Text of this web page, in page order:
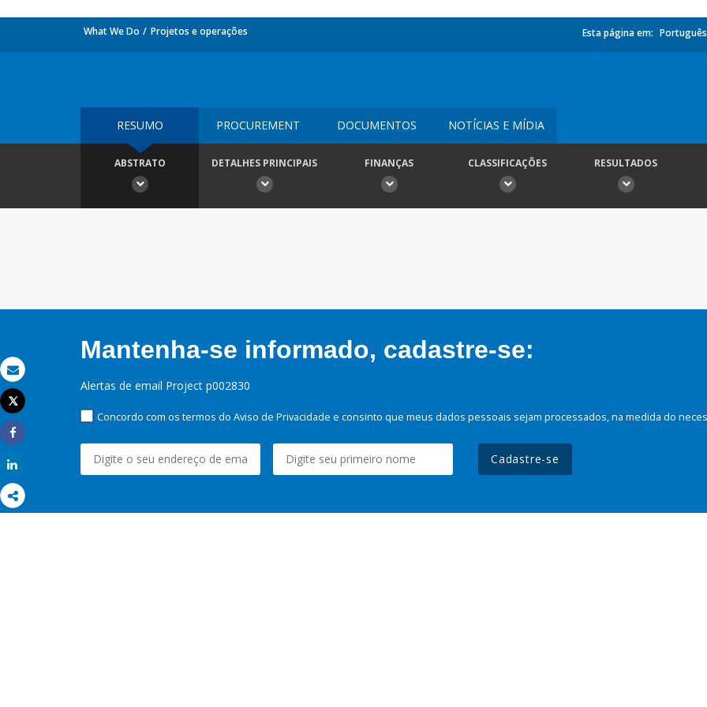
Email
Imprimir
Tweet
Share
What We Do Projetos e operações Esta página em: Português
RESUMO PROCUREMENT DOCUMENTOS NOTÍCIAS E MÍDIA
ABSTRATO DETALHES PRINCIPAIS FINANÇAS CLASSIFICAÇÕES RESULTADOS
Mantenha-se informado, cadastre-se:
Alertas de email Project p002830
Concordo com os termos do Aviso de Privacidade e consinto que meus dados pessoais sejam processados, na medida do
Cadastre-se